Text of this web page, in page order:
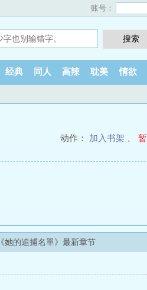
账号：
经典 同人 高辣 耽美 情欲
动作： 加入书架
《她的追捕名單》最新章节